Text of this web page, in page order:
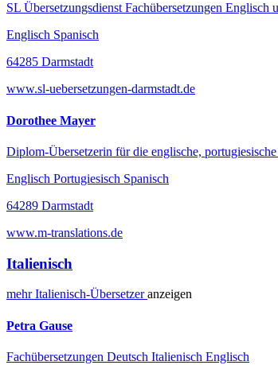
SL Übersetzungsdienst Fachübersetzungen Englisch
Englisch Spanisch
64285 Darmstadt
www.sl-uebersetzungen-darmstadt.de
Dorothee Mayer
Diplom-Übersetzerin für die englische,
Englisch Portugiesisch Spanisch
64289 Darmstadt
www.m-translations.de
Italienisch
mehrItalienisch-Übersetzeranzeigen
Petra Gause
Fachübersetzungen Deutsch Italienisch Englisch